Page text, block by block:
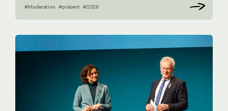
#Moderation #präsent #2026